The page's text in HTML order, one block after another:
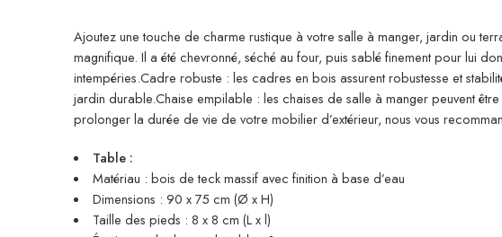
Ajoutez une touche de charme rustique à votre salle à manger, jardin ou
magnifique. Il a été chevronné, séché au four, puis sablé finement pour lui
intempéries.Cadre robuste : les cadres en bois assurent robustesse et
jardin durable.Chaise empilable : les chaises de salle à manger peuvent
prolonger la durée de vie de votre mobilier d’extérieur, nous vous
Table :
Matériau : bois de teck massif avec finition à base d’eau
Dimensions : 90 x 75 cm (Ø x H)
Taille des pieds : 8 x 8 cm (L x l)